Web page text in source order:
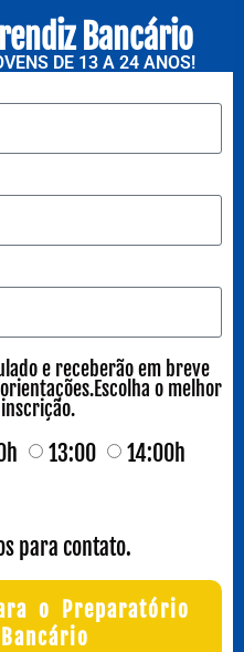
Bancário
DE 13 A 24 ANOS!
e receberão em breve
o melhor
13:00
14:00h
para contato.
o Preparatório